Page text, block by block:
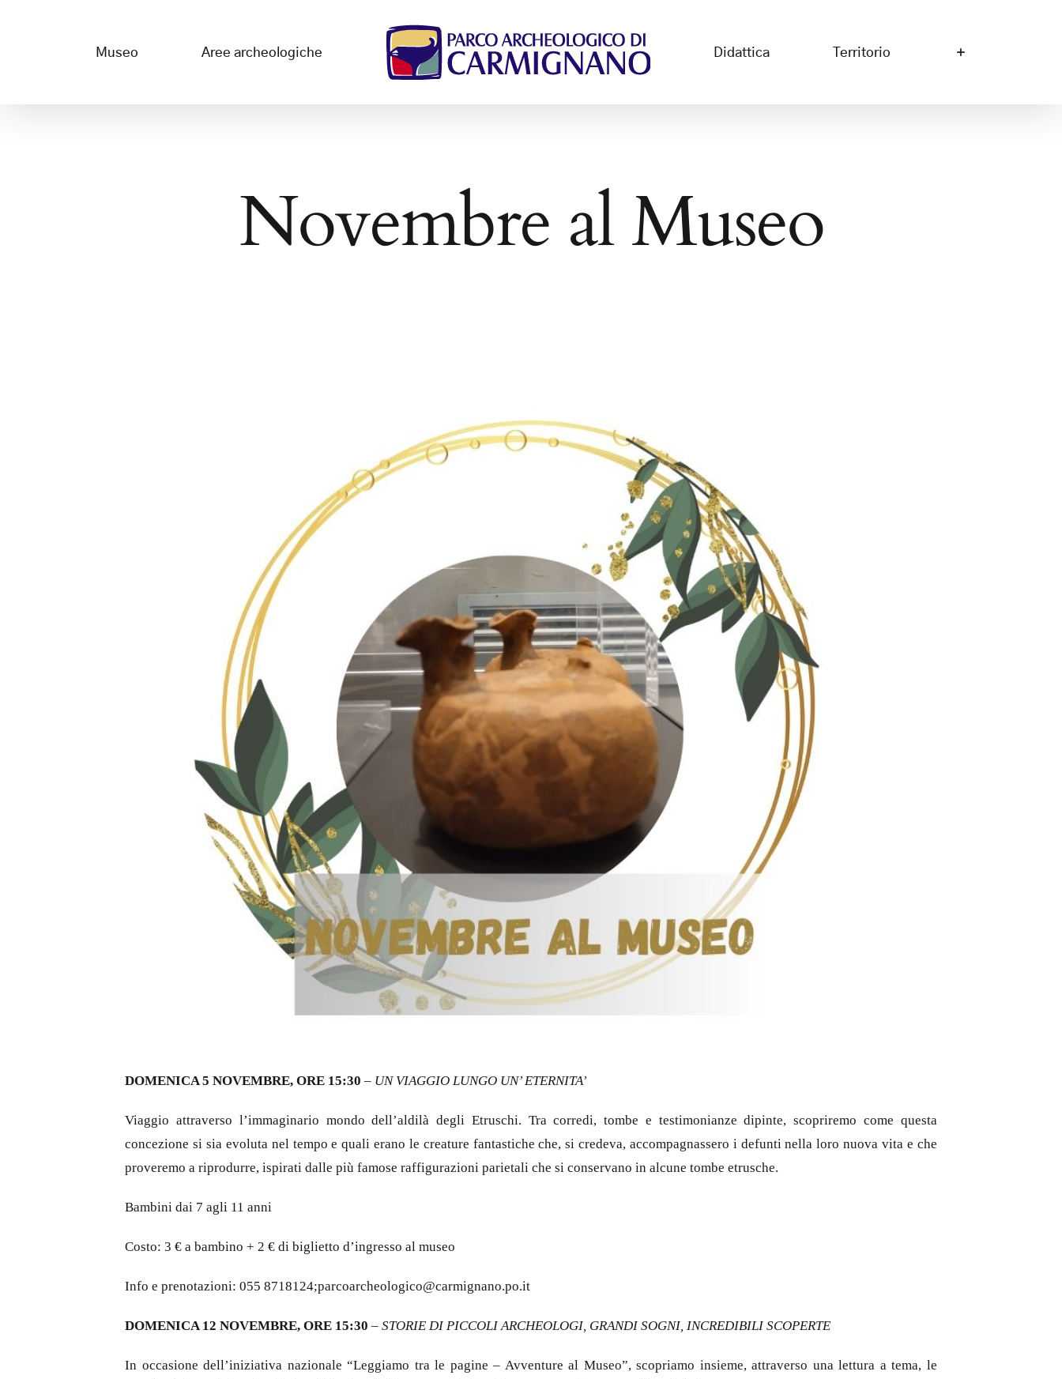
Museo Aree archeologiche Didattica Territorio
Novembre al Museo
DOMENICA 5 NOVEMBRE, ORE 15:30 – UN VIAGGIO LUNGO UN’ ETERNITA’
Viaggio attraverso l’immaginario mondo dell’aldilà degli Etruschi. Tra corredi, tombe e testimonianze dipinte, scopriremo come questa
concezione si sia evoluta nel tempo e quali erano le creature fantastiche che, si credeva, accompagnassero i defunti nella loro nuova vita e che
proveremo a riprodurre, ispirati dalle più famose raffigurazioni parietali che si conservano in alcune tombe etrusche.
Bambini dai 7 agli 11 anni
Costo: 3 € a bambino + 2 € di biglietto d’ingresso al museo
Info e prenotazioni: 055 8718124;parcoarcheologico@carmignano.po.it
DOMENICA 12 NOVEMBRE, ORE 15:30 –STORIE DI PICCOLI ARCHEOLOGI, GRANDI SOGNI, INCREDIBILI SCOPERTE
In occasione dell’iniziativa nazionale “Leggiamo tra le pagine – Avventure al Museo”, scopriamo insieme, attraverso una lettura a tema, le